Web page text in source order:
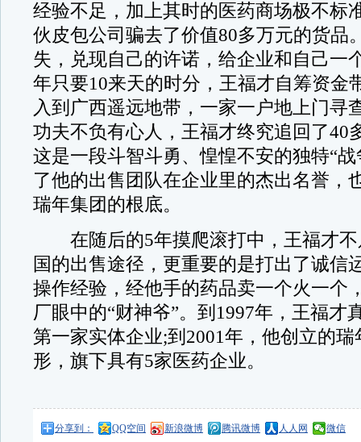
经验不足，加上其时的医药商场极不标
伙皮包公司骗去了价值80多万元的货品
失，兑现自己的许诺，给企业和自己一
年只要10来天的时分，王福才自筹资金
入到广西遥远地带，一家一户地上门寻
功夫不负有心人，王福才终究追回了40
这是一段斗智斗勇、惶惶不安的独特“
了他的出售团队在企业里的杰出名誉，
瑞年集团的根底。
在随后的5年摸爬滚打中，王福才不
国的出售途径，更重要的是打出了诚信
操作经验，经他手的药品卖一个火一个
厂眼中的“财神爷”。到1997年，王福才
第一家实体企业;到2001年，他创立的
形，旗下具有5家医药企业。
分享到： QQ空间 新浪微博 腾讯微博 人人网 微信